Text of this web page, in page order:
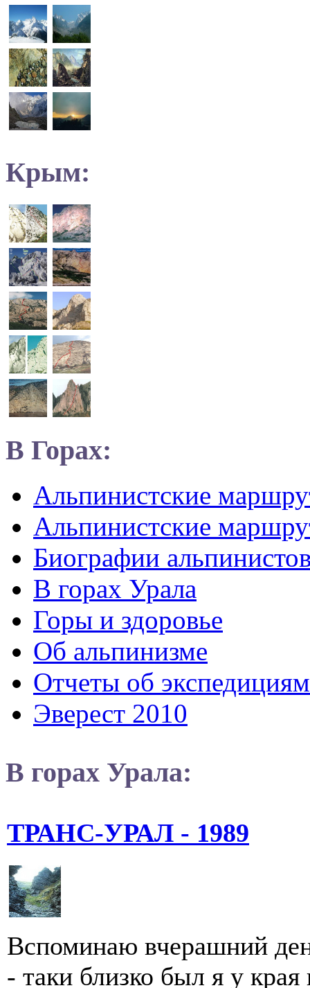
Крым:
В Горах:
Альпинистские
Альпинистские
Биографии
В горах Урала
Горы и здоровье
Об альпинизме
Отчеты об экспедициям
Эверест 2010
В горах Урала:
ТРАНС-УРАЛ - 1989
Вспоминаю вчерашний
- таки близко был я у края